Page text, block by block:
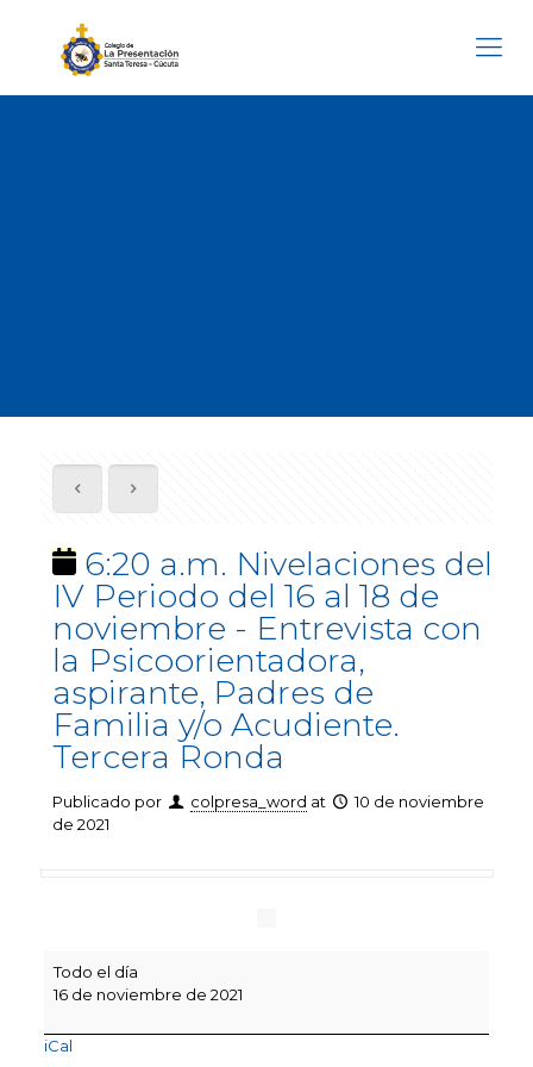
6:20 a.m. Nivelaciones del
IV Periodo del 16 al 18 de
noviembre - Entrevista con
la Psicoorientadora,
aspirante, Padres de
Familia y/o Acudiente.
Tercera Ronda
Publicado por colpresa_word at
10 de noviembre
de 2021
a.m.
Nivelaciones
IV
Todo el día
16 de noviembre de 2021
iCal